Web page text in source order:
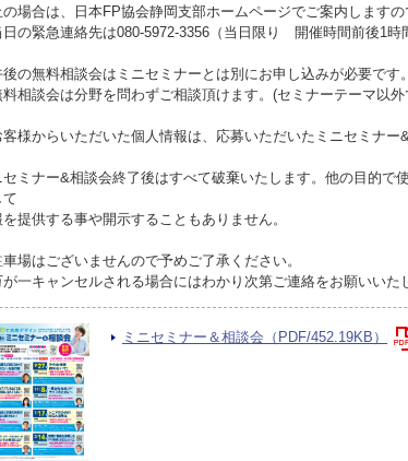
の場合は、日本FP協会静岡支部ホームページでご案内しますの
日の緊急連絡先は080-5972-3356（当日限り 開催時間前後1時
後の無料相談会はミニセミナーとは別にお申し込みが必要です。
相談会は分野を問わずご相談頂けます。(セミナーテーマ以外
客様からいただいた個人情報は、応募いただいたミニセミナー
セミナー&相談会終了後はすべて破棄いたします。他の目的で
て
提供する事や開示することもありません。
車場はございませんので予めご了承ください。
が一キャンセルされる場合にはわかり次第ご連絡をお願いいた
ミニセミナー＆相談会（PDF/452.19KB）